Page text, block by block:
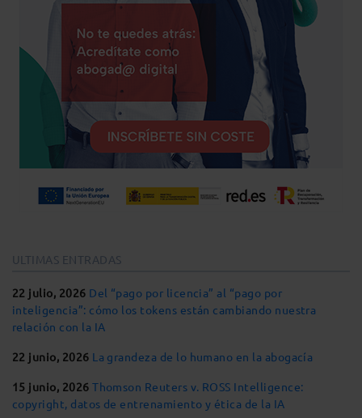
ULTIMAS ENTRADAS
22 julio, 2026 Del “pago por licencia” al “pago por
inteligencia”: cómo los tokens están cambiando nuestra
relación con la IA
22 junio, 2026 La grandeza de lo humano en la abogacía
15 junio, 2026 Thomson Reuters v. ROSS Intelligence:
copyright, datos de entrenamiento y ética de la IA